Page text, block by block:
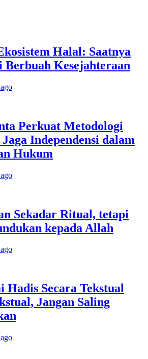
Halal: Saatnya
Berbuah Kesejahteraan
Perkuat Metodologi
Independensi dalam
Hukum
Sekadar Ritual, tetapi
kepada Allah
Hadis Secara Tekstual
Jangan Saling